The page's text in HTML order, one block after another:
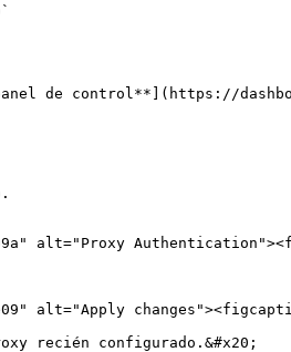
de control**](https://
alt="Proxy
alt="Apply
recién configurado.&#x20;